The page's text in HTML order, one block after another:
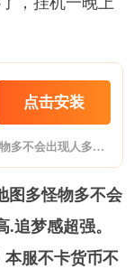
点击安装
《王者之剑2》本服地图多怪物多不会出现人多打不到怪的情况.B0SS爆率高.追梦感超强。时间为王散人第一宗旨.用心做好服！本服不卡货币不卡材料不卡爆率升级无套路纯吃经验升级数值平衡无秒杀玩法新颖不枯燥搬砖首选！本服为三职业复古攻速十二流派版本上线福利拉满.自动回收.自动拾取.超大背包.会员免费.福利领不停本服装备.材料.货币.金币消耗为主通通都可免费获得.散人玩家的不二选择！
图多怪物多不会
追梦感超强。
本服不卡货币不